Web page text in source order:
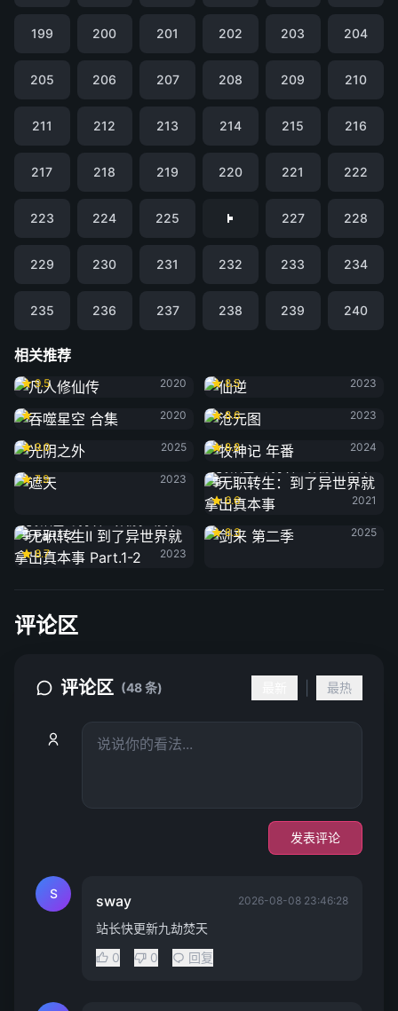
199 200 201 202 203 204
205 206 207 208 209 210
211 212 213 214 215 216
217 218 219 220 221 222
223 224 225 227 228
229 230 231 232 233 234
235 236 237 238 239 240
相关推荐
凡人修仙传
9.5
2020
8.5
2023
吞噬星空 合集
2020
沧元图
8.6
2023
光阴之外
9.0
2025
牧神记 年番
8.8
2024
遮天
7.9
2023
事
6.6
2021
事 Part.1-2
8.7
2023
剑来 第二季
8.3
2025
评论区
评论区 (48 条) 最热
发表评论
S sway 2026-08-08 23:46:28
站长快更新九劫焚天
0
0 回复